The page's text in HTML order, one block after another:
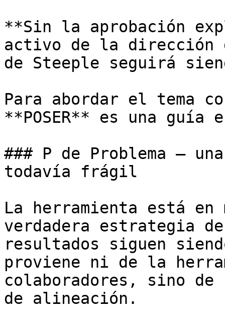
**Sin la aprobación
activo de la dirección
de Steeple seguirá
Para abordar el tema
**POSER** es una guía
### P de Problema —
todavía frágil
La herramienta está en
verdadera estrategia
resultados siguen
proviene ni de la
colaboradores, sino
de alineación.